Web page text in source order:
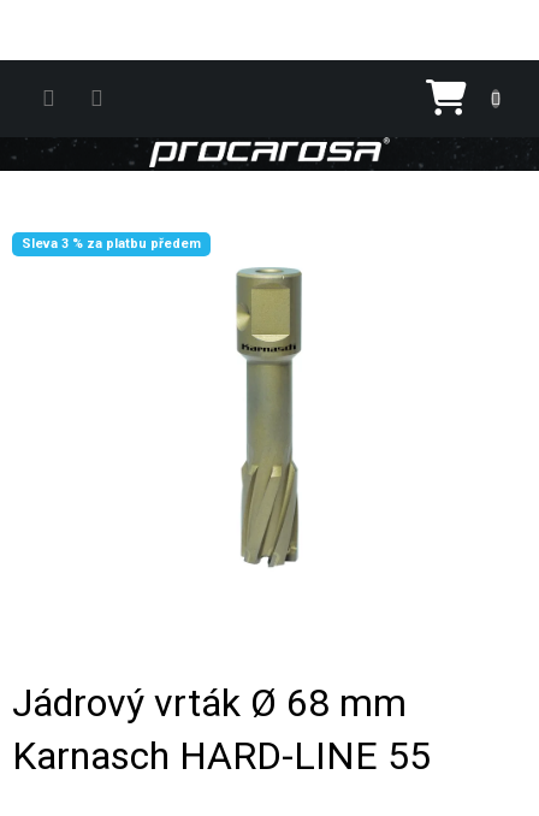
Sleva 3 % za platbu předem
Jádrový vrták Ø 68 mm
Karnasch HARD-LINE 55